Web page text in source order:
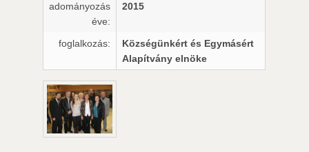
adományozás
éve:
2015
foglalkozás:
Községünkért és Egymásért
Alapítvány elnöke